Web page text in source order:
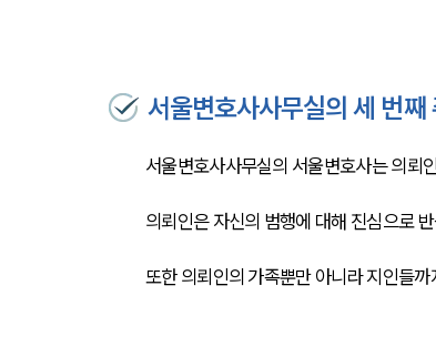
서울변호사사무실의 세 번째
서울변호사사무실의 서울변호사는 의뢰
의뢰인은 자신의 범행에 대해 진심으로
또한 의뢰인의 가족뿐만 아니라 지인들